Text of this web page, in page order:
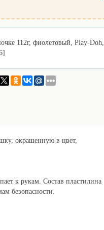
112г, фиолетовый, Play-Doh,
окрашенную в цвет,
к рукам. Состав пластилина
безопасности.